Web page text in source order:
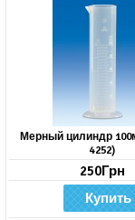
Мерный цилиндр
4252)
250Грн